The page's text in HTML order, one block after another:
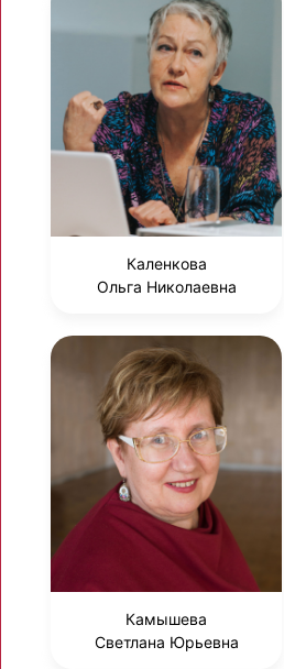
Каленкова
Ольга Николаевна
Камышева
Светлана Юрьевна